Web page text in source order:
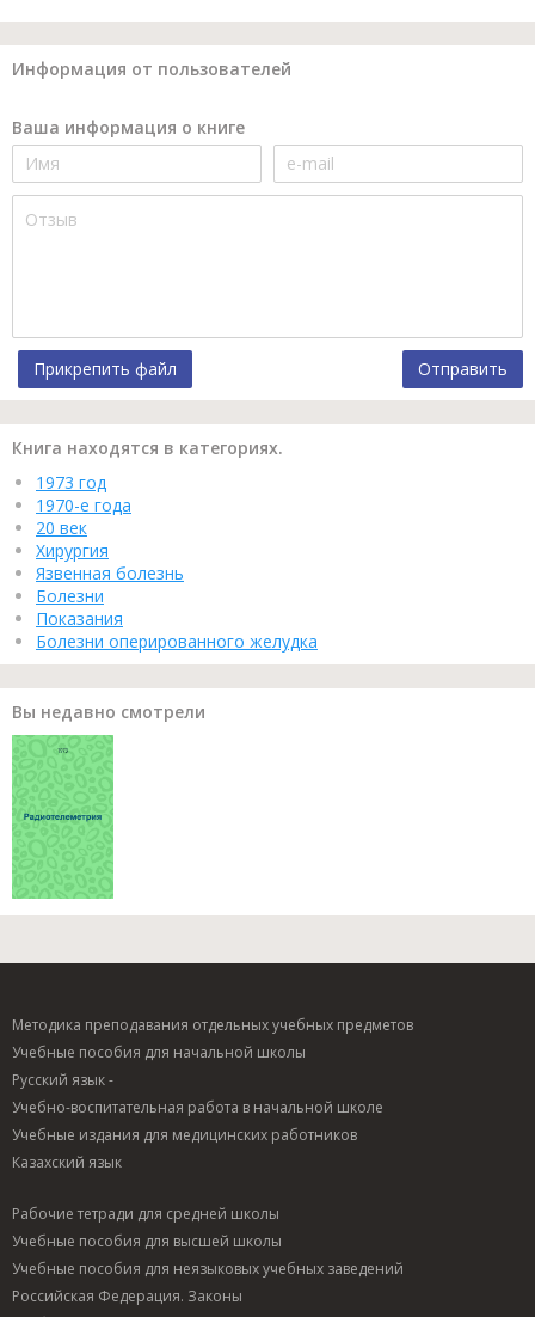
Информация от пользователей
Ваша информация о книге
Прикрепить файл Отправить
Книга находятся в категориях.
1973 год
1970-е года
20 век
Хирургия
Язвенная болезнь
Болезни
Показания
Болезни оперированного желудка
Вы недавно смотрели
Методика преподавания отдельных учебных предметов
Учебные пособия для начальной школы
Русский язык -
Учебно-воспитательная работа в начальной школе
Учебные издания для медицинских работников
Казахский язык
Рабочие тетради для средней школы
Учебные пособия для высшей школы
Учебные пособия для неязыковых учебных заведений
Российская Федерация. Законы